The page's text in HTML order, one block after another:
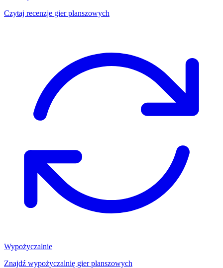
Czytaj recenzje gier planszowych
Wypożyczalnie
Znajdź wypożyczalnię gier planszowych